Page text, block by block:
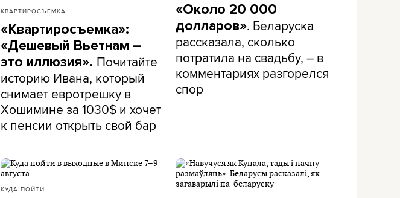
КВАРТИРОСЪЕМКА
«Квартиросъемка»:
«Дешевый Вьетнам –
это иллюзия». Почитайте
историю Ивана, который
снимает евротрешку в
Хошимине за 1030$ и хочет
к пенсии открыть свой бар
«Около 20 000
долларов». Беларуска
рассказала, сколько
потратила на свадьбу, – в
комментариях разгорелся
спор
КУДА ПОЙТИ